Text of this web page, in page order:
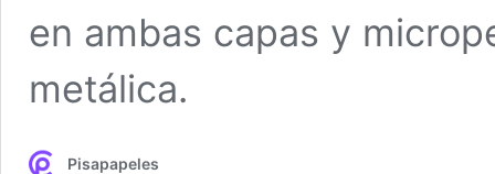
en ambas capas y
metálica.
Pisapapeles